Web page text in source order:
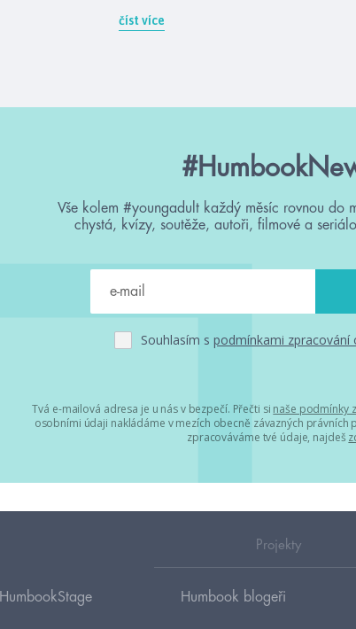
číst více
Vše kolem #youngadult každý měsíc rovnou do
chystá, kvízy, soutěže, autoři, filmové a
Souhlasím s podmínkami zpracování
Tvá e-mailová adresa je u nás v bezpečí. Přečti si naše podmínky
osobními údaji nakládáme v mezích obecně závazných právních
zpracováváme tvé údaje, najdeš
Projekty
HumbookStage Humbook blogeři